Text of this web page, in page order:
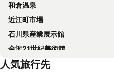
和倉温泉
近江町市場
石川県産業展示館
金沢21世紀美術館
富山空港
人気旅行先